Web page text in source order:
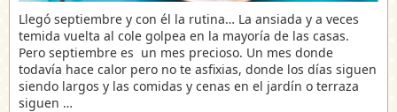
Llegó septiembre y con él la rutina… La ansiada y a veces
temida vuelta al cole golpea en la mayoría de las casas.
Pero septiembre es un mes precioso. Un mes donde
todavía hace calor pero no te asfixias, donde los días siguen
siendo largos y las comidas y cenas en el jardín o terraza
siguen …